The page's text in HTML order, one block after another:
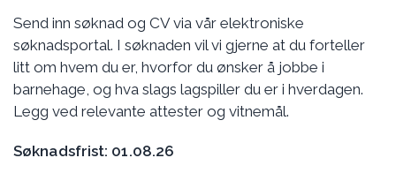
Send inn søknad og CV via vår elektroniske
søknadsportal. I søknaden vil vi gjerne at du forteller
litt om hvem du er, hvorfor du ønsker å jobbe i
barnehage, og hva slags lagspiller du er i hverdagen.
Legg ved relevante attester og vitnemål.
Søknadsfrist: 01.08.26